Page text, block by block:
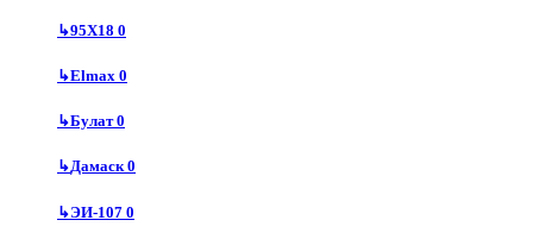
↳95Х18 0
↳Elmax 0
↳Булат0
↳Дамаск0
↳ЭИ-107 0